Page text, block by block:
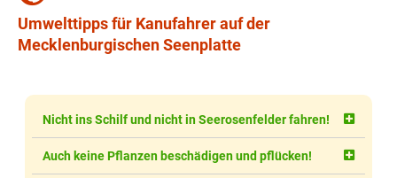
Umwelttipps für Kanufahrer auf der
Mecklenburgischen Seenplatte
Nicht ins Schilf und nicht in Seerosenfelder fahren!
Auch keine Pflanzen beschädigen und pflücken!